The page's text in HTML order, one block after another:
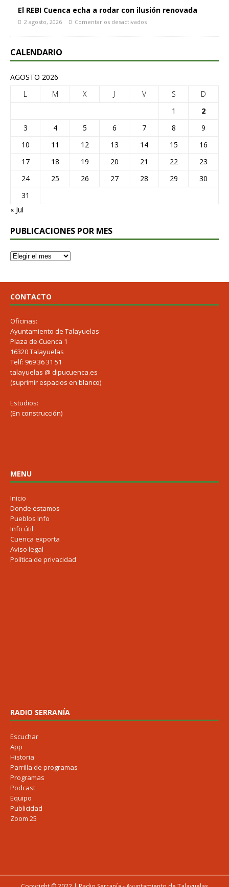
El REBI Cuenca echa a rodar con ilusión renovada
2 agosto, 2026 Comentarios desactivados
CALENDARIO
AGOSTO 2026
L
M X J V S
D
1
2
3
4 5 6 7 8
9
10
11 12 13 14 15
16
17
18 19 20 21 22
23
24
25 26 27 28 29
30
31
« Jul
PUBLICACIONES POR MES
CONTACTO
Oficinas:
Ayuntamiento de Talayuelas
Plaza de Cuenca 1
16320 Talayuelas
Telf: 969 36 31 51
talayuelas @ dipucuenca.es
(suprimir espacios en blanco)
Estudios:
(En construcción)
MENU
Inicio
Donde estamos
Pueblos Info
Info útil
Cuenca exporta
Aviso legal
Política de privacidad
RADIO SERRANÍA
Escuchar
App
Historia
Parrilla de programas
Programas
Podcast
Equipo
Publicidad
Zoom 25